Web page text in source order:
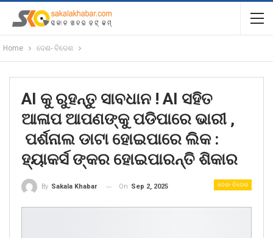
Home ଦେଶ- ବିଦେଶ
AI କୁ ରୁହନ୍ତୁ ସାବଧାନ ! AI ସହିତ
ଆଳାପ ଆପଣଙ୍କୁ ପଡିପାରେ ଭାରୀ ,
ପର୍ଶନାଲ ଡାଟା ହୋଇପାରେ ଲିକ :
ହ୍ୟାକର୍ସ ଙ୍କର ହୋଇପାରନ୍ତି ଶିକାର
ଦେଶ- ବିଦେଶ
By Sakala Khabar On Sep 2, 2025